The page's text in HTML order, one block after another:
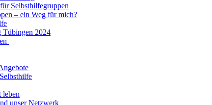
Selbsthilfegruppen
– ein Weg für mich?
Tübingen 2024
leben
unser Netzwerk